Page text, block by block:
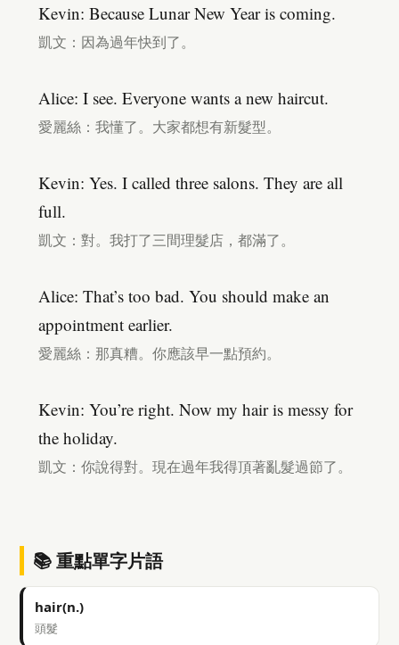
Kevin: Because Lunar New Year is coming.
凱文：因為過年快到了。
Alice: I see. Everyone wants a new haircut.
愛麗絲：我懂了。大家都想有新髮型。
Kevin: Yes. I called three salons. They are all
full.
凱文：對。我打了三間理髮店，都滿了。
Alice: That’s too bad. You should make an
appointment earlier.
愛麗絲：那真糟。你應該早一點預約。
Kevin: You’re right. Now my hair is messy for
the holiday.
凱文：你說得對。現在過年我得頂著亂髮過節了。
📚 重點單字片語
hair(n.)
頭髮